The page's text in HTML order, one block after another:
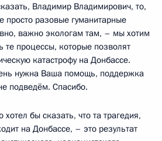
Владимир Владимирович, то,
просто разовые гуманитарные
важно экологам там, – мы хотим
те процессы, которые позволят
катастрофу на Донбассе.
нужна Ваша помощь, поддержка
подведём. Спасибо.
хотел бы сказать, что та трагедия,
на Донбассе, – это результат